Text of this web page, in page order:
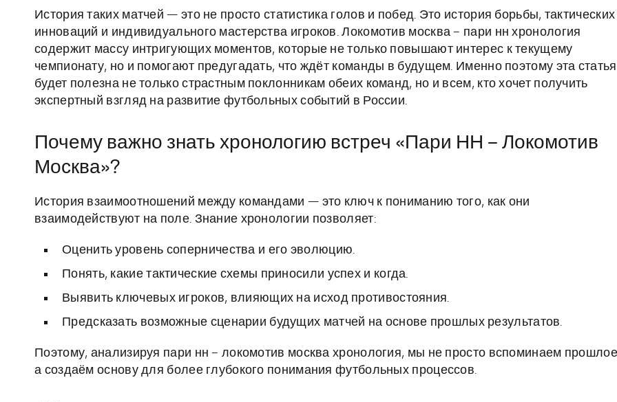
История таких матчей — это не просто статистика голов и побед. Это история борьбы, тактических
инноваций и индивидуального мастерства игроков. Локомотив москва – пари нн хронология
содержит массу интригующих моментов, которые не только повышают интерес к текущему
чемпионату, но и помогают предугадать, что ждёт команды в будущем. Именно поэтому эта статья
будет полезна не только страстным поклонникам обеих команд, но и всем, кто хочет получить
экспертный взгляд на развитие футбольных событий в России.
Почему важно знать хронологию встреч «Пари НН – Локомотив
Москва»?
История взаимоотношений между командами — это ключ к пониманию того, как они
взаимодействуют на поле. Знание хронологии позволяет:
Оценить уровень соперничества и его эволюцию.
Понять, какие тактические схемы приносили успех и когда.
Выявить ключевых игроков, влияющих на исход противостояния.
Предсказать возможные сценарии будущих матчей на основе прошлых результатов.
Поэтому, анализируя пари нн – локомотив москва хронология, мы не просто вспоминаем
а создаём основу для более глубокого понимания футбольных процессов.